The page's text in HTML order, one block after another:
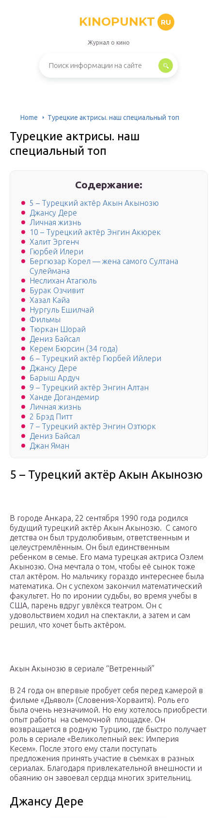
KINOPUNKT RU
Журнал о кино
Home Турецкие актрисы. наш специальный топ
Турецкие актрисы. наш
специальный топ
Содержание:
5 – Турецкий актёр Акын Акынозю
Джансу Дере
Личная жизнь
10 – Турецкий актёр Энгин Акюрек
Халит Эргенч
Гюрбей Илери
Бергюзар Корел — жена самого Султана
Сулеймана
Неслихан Атагюль
Бурак Озчивит
Xазал Кайа
Нургуль Ешилчай
Фильмы
Тюркан Шорай
Дениз Байсал
Керем Бюрсин (34 года)
6 – Турецкий актёр Гюрбей Ийлери
Джансу Дере
Барыш Ардуч
9 – Турецкий актёр Энгин Алтан
Ханде Догандемир
Личная жизнь
2 Брэд Питт
7 – Турецкий актёр Энгин Озтюрк
Дениз Байсал
Джан Яман
5 – Турецкий актёр Акын Акынозю
В городе Анкара, 22 сентября 1990 года родился
будущий турецкий актёр Акын Акынозю. С самого
детства он был трудолюбивым, ответственным и
целеустремлённым. Он был единственным
ребенком в семье. Его мама турецкая актриса Озлем
Акынозю. Она мечтала о том, чтобы её сынок тоже
стал актёром. Но мальчику гораздо интереснее была
математика. Он с успехом закончил математический
факультет. Но по иронии судьбы, во время учебы в
США, парень вдруг увлёкся театром. Он с
удовольствием ходил на спектакли, а затем и сам
решил, что хочет быть актёром.
Акын Акынозю в сериале “Ветренный”
В 24 года он впервые пробует себя перед камерой в
фильме «Дьявол» (Словения-Хорваитя). Роль его
была очень незначимой. Но ему хотелось приобрести
опыт работы на съемочной площадке. Он
возвращается в родную Турцию, где быстро получает
роль в сериале «Великолепный век: Империя
Кесем». После этого ему стали поступать
предложения принять участие в съемках в разных
сериалах. Благодаря привлекательной внешности и
обаянию он завоевал сердца многих зрительниц.
Джансу Дере